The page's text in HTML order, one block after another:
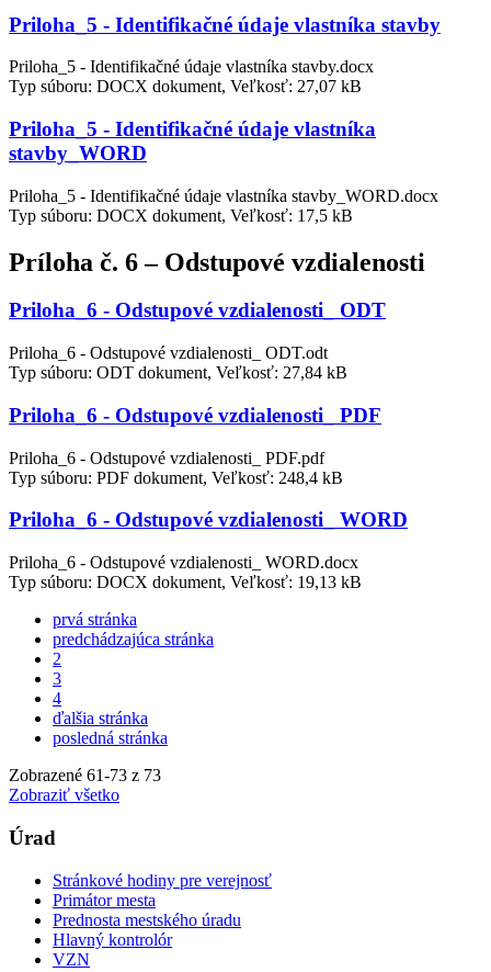
Priloha_5 - Identifikačné údaje vlastníka stavby
Priloha_5 - Identifikačné údaje vlastníka stavby.docx
Typ súboru: DOCX dokument, Veľkosť: 27,07 kB
Priloha_5 - Identifikačné údaje vlastníka
stavby_WORD
Priloha_5 - Identifikačné údaje vlastníka stavby_WORD.docx
Typ súboru: DOCX dokument, Veľkosť: 17,5 kB
Príloha č. 6 – Odstupové vzdialenosti
Priloha_6 - Odstupové vzdialenosti_ ODT
Priloha_6 - Odstupové vzdialenosti_ ODT.odt
Typ súboru: ODT dokument, Veľkosť: 27,84 kB
Priloha_6 - Odstupové vzdialenosti_ PDF
Priloha_6 - Odstupové vzdialenosti_ PDF.pdf
Typ súboru: PDF dokument, Veľkosť: 248,4 kB
Priloha_6 - Odstupové vzdialenosti_ WORD
Priloha_6 - Odstupové vzdialenosti_ WORD.docx
Typ súboru: DOCX dokument, Veľkosť: 19,13 kB
prvá stránka
predchádzajúca stránka
2
3
4
ďalšia stránka
posledná stránka
Zobrazené 61-73 z 73
Zobraziť všetko
Úrad
Stránkové hodiny pre verejnosť
Primátor mesta
Prednosta mestského úradu
Hlavný kontrolór
VZN